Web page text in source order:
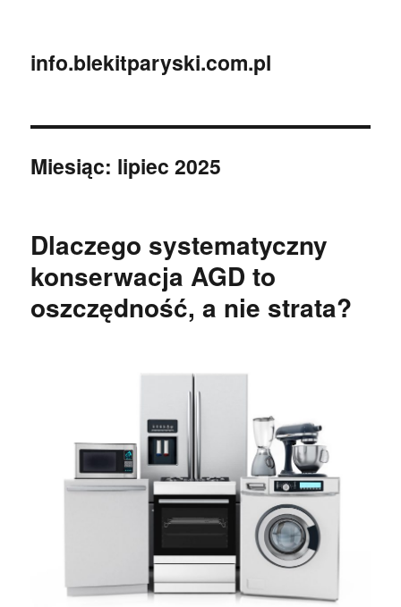
info.blekitparyski.com.pl
Miesiąc: lipiec 2025
Dlaczego systematyczny
konserwacja AGD to
oszczędność, a nie strata?